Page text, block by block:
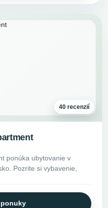
40 recenzií
ponúka ubytovanie v
Pozrite si vybavenie,